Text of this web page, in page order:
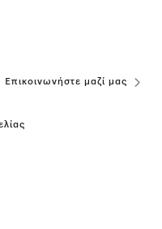
Επικοινωνήστε μαζί μας